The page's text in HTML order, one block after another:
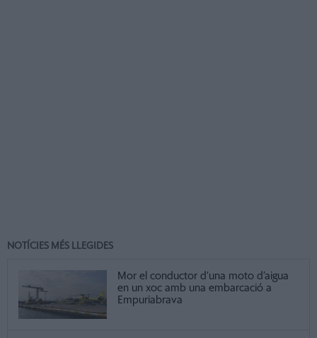
NOTÍCIES MÉS LLEGIDES
Mor el conductor d’una moto d’aigua
en un xoc amb una embarcació a
Empuriabrava